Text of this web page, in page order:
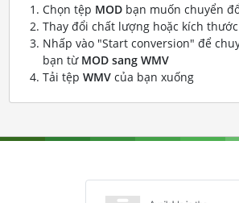
Chọn tệp MODbạn muốn chuyển
Thay đổi chất lượng hoặc kích
Nhấp vào "Start conversion" để
bạn từ MOD sang WMV
Tải tệp WMVcủa bạn xuống